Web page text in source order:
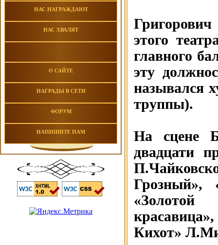
НАС НАГРАЖДАЮТ
НАС ХВАЛЯТ
О САЙТЕ
НАГРАДЫ В СЕТИ
ФОРУМ
НАПИШИТЕ НАМ
этого
главного
эту
назывался
труппы).
На сцене
двадцати
Грозный»,
Кихот»